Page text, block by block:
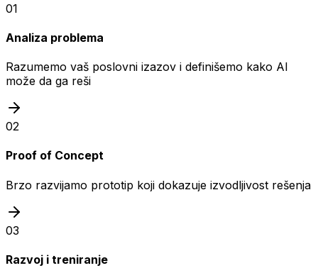
01
Analiza problema
Razumemo vaš poslovni izazov i definišemo kako AI
može da ga reši
02
Proof of Concept
Brzo razvijamo prototip koji dokazuje izvodljivost rešenja
03
Razvoj i treniranje